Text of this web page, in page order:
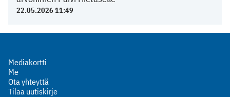
22.05.2026 11:49
Mediakortti
Me
Ota yhteyttä
Tilaa uutiskirje